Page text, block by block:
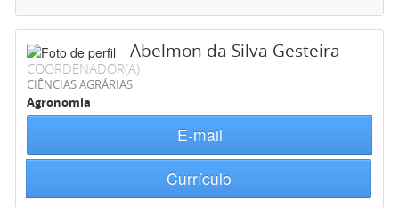
Abelmon da Silva Gesteira
COORDENADOR(A)
CIÊNCIAS AGRÁRIAS
Agronomia
E-mail
Currículo